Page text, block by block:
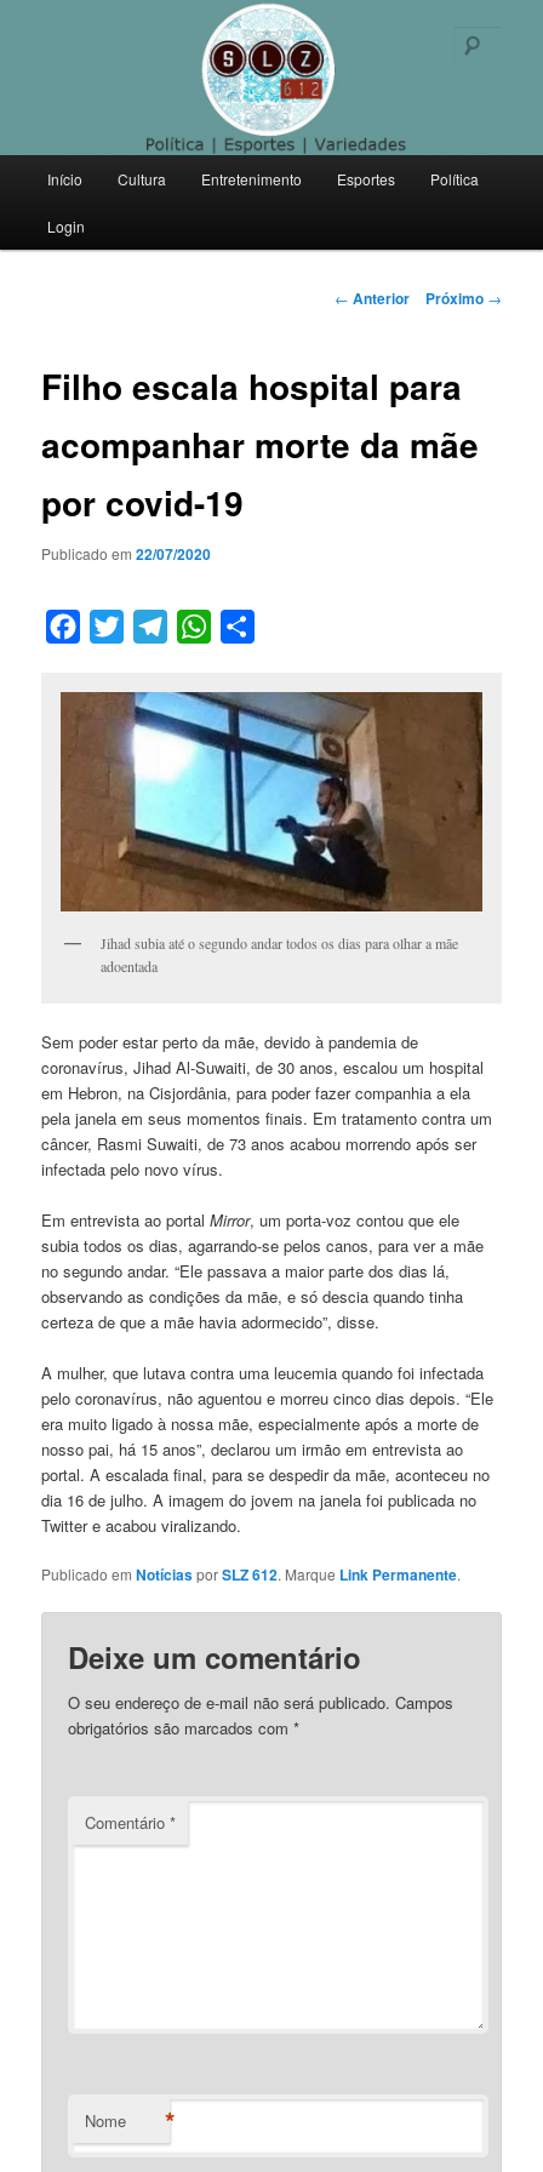
Politica | Esportes | Variedades
principal
Pular
para
principal
Início Cultura Entretenimento Esportes Política
Login
Navegação
← Anterior Próximo →
Filho escala hospital para
acompanhar morte da mãe
por covid-19
Publicado em22/07/2020
Facebook
Twitter TelegramWhatsApp
Jihad subia até o segundo andar todos os dias para olhar a mãe
adoentada
Sem poder estar perto da mãe, devido à pandemia de
coronavírus, Jihad Al-Suwaiti, de 30 anos, escalou um hospital
em Hebron, na Cisjordânia, para poder fazer companhia a ela
pela janela em seus momentos finais. Em tratamento contra um
câncer, Rasmi Suwaiti, de 73 anos acabou morrendo após ser
infectada pelo novo vírus.
Em entrevista ao portalMirror, um porta-voz contou que ele
subia todos os dias, agarrando-se pelos canos, para ver a mãe
no segundo andar. “Ele passava a maior parte dos dias lá,
observando as condições da mãe, e só descia quando tinha
certeza de que a mãe havia adormecido”, disse.
A mulher, que lutava contra uma leucemia quando foi infectada
pelo coronavírus, não aguentou e morreu cinco dias depois. “Ele
era muito ligado à nossa mãe, especialmente após a morte de
nosso pai, há 15 anos”, declarou um irmão em entrevista ao
portal. A escalada final, para se despedir da mãe, aconteceu no
dia 16 de julho. A imagem do jovem na janela foi publicada no
Twitter e acabou viralizando.
Publicado emNotíciasporSLZ 612. Marque Link Permanente.
Deixe um comentário
O seu endereço de e-mail não será publicado. Campos
obrigatórios são marcados com*
Comentário*
Nome *